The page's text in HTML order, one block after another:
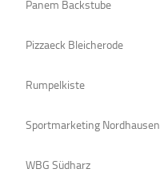
Panem Backstube
Pizzaeck Bleicherode
Rumpelkiste
Sportmarketing Nordhausen
WBG Südharz